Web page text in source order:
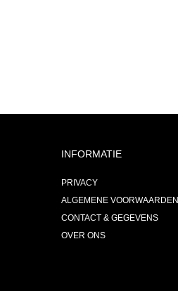
INFORMATIE
PRIVACY
ALGEMENE VOORWAARDEN
CONTACT & GEGEVENS
OVER ONS